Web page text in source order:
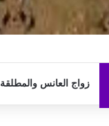
زواج العانس والمطلقة